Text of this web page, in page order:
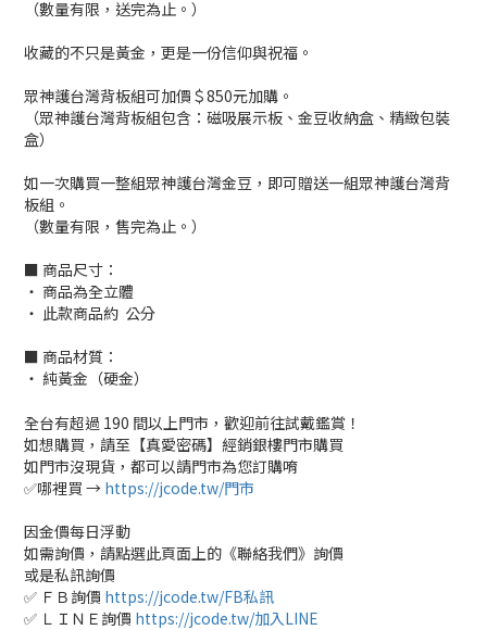
（數量有限，送完為止。）
收藏的不只是黃金，更是一份信仰與祝福。
眾神護台灣背板組可加價＄850元加購。
（眾神護台灣背板組包含：磁吸展示板、金豆收納盒、精緻包裝
盒）
如一次購買一整組眾神護台灣金豆，即可贈送一組眾神護台灣背
板組。
（數量有限，售完為止。）
■ 商品尺寸：
‧ 商品為全立體
‧ 此款商品約 公分
■ 商品材質：
‧ 純黃金（硬金）
全台有超過 190 間以上門市，歡迎前往試戴鑑賞！
如想購買，請至【真愛密碼】經銷銀樓門市購買
如門市沒現貨，都可以請門市為您訂購唷
✅哪裡買 → https://jcode.tw/門市
因金價每日浮動
如需詢價，請點選此頁面上的《聯絡我們》詢價
或是私訊詢價
✅ ＦＢ詢價 https://jcode.tw/FB私訊
✅ ＬＩＮＥ詢價 https://jcode.tw/加入LINE